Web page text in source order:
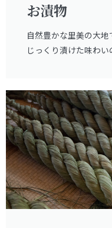
お漬物
自然豊かな里美の大
じっくり漬けた味わい